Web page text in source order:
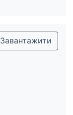
Завантажити